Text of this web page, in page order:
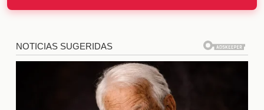
añade autenticidad a sus papeles.
Impacto visual y efectos
especiales
La tecnología ha transformado la forma en que se
producen las películas de acción. Los efectos